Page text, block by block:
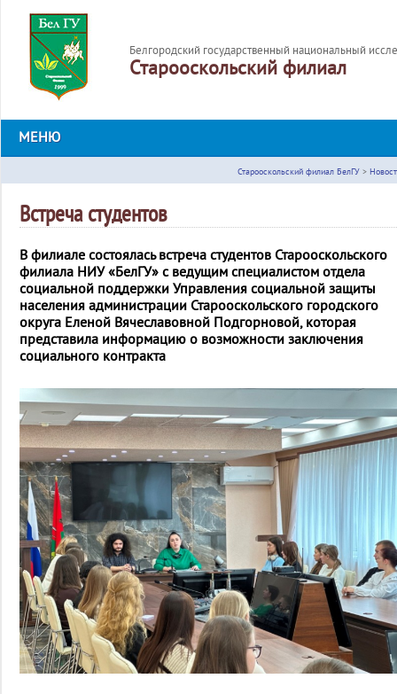
Белгородский государственный национальный
Старооскольский филиал
МЕНЮ
Старооскольский филиал БелГУ >
Встреча студентов
В филиале состоялась встреча студентов Старооскольского
филиала НИУ «БелГУ» с ведущим специалистом отдела
социальной поддержки Управления социальной защиты
населения администрации Старооскольского городского
округа Еленой Вячеславовной Подгорновой, которая
представила информацию о возможности заключения
социального контракта